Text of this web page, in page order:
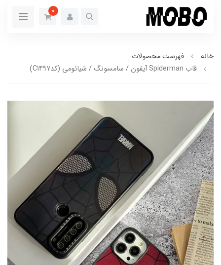
0
خانه
فهرست محصولات
قاب Spiderman آیفون / سامسونگ / شیائومی (کدC1497)